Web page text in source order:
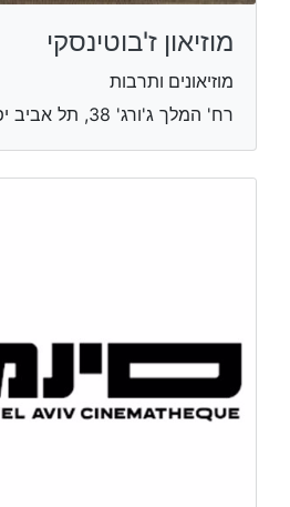
מוזיאון ז'בוטינסקי
מוזיאונים ותרבות
רח' המלך ג'ורג' 38, תל אביב יפו